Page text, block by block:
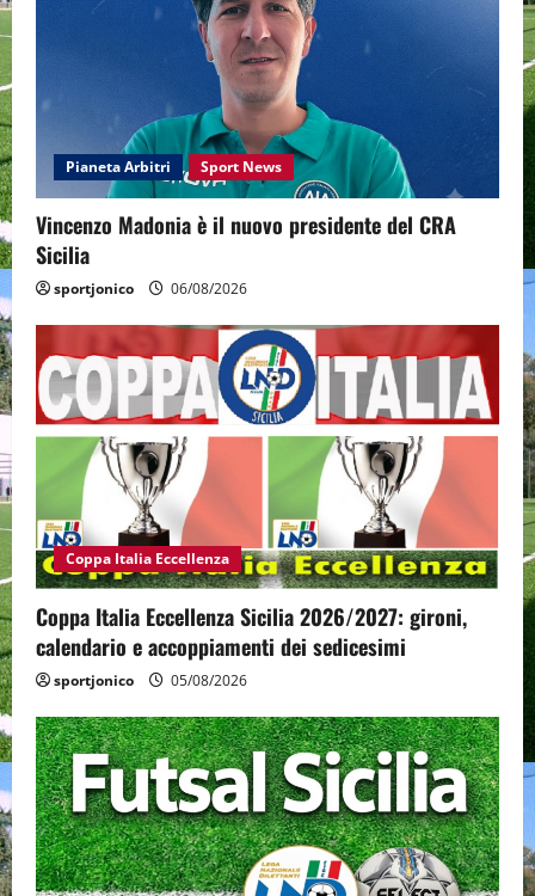
Pianeta Arbitri Sport News
Vincenzo Madonia è il nuovo presidente del CRA
Sicilia
sportjonico 06/08/2026
Coppa Italia Eccellenza
Coppa Italia Eccellenza Sicilia 2026/2027: gironi,
calendario e accoppiamenti dei sedicesimi
sportjonico 05/08/2026